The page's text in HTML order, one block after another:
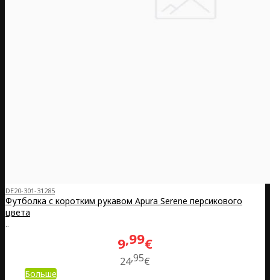
DE20-301-31285
Футболка с коротким рукавом Apura Serene персикового
цвета
..
9 99€
2495€
Больше